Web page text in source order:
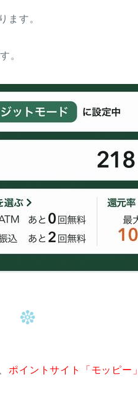
ます。
。
ポイントサイト「モッピー